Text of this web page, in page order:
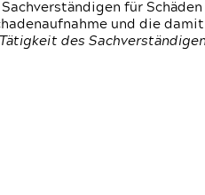
für
und die
des